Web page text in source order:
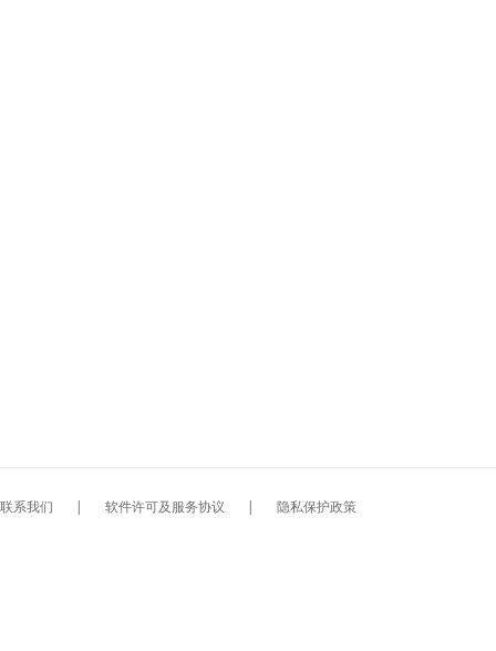
联系我们 | 软件许可及服务协议 | 隐私保护政策